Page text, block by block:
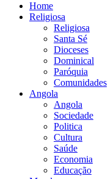
Home
Religiosa
Religiosa
Santa Sé
Dioceses
Dominical
Paróquia
Comunidades
Angola
Angola
Sociedade
Politica
Cultura
Saúde
Economia
Educação